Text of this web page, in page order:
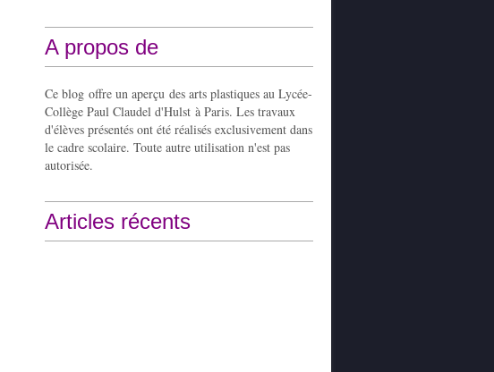
A propos de
Ce blog offre un aperçu des arts plastiques au Lycée-
Collège Paul Claudel d'Hulst à Paris. Les travaux
d'élèves présentés ont été réalisés exclusivement dans
le cadre scolaire. Toute autre utilisation n'est pas
autorisée.
Articles récents